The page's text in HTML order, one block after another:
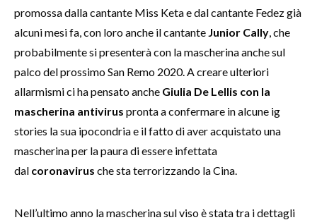
promossa dalla cantante Miss Keta e dal cantante Fedez già
alcuni mesi fa, con loro anche il cantante Junior Cally, che
probabilmente si presenterà con la mascherina anche sul
palco del prossimo San Remo 2020. A creare ulteriori
allarmismi ci ha pensato anche Giulia De Lellis con la
mascherina antivirus pronta a confermare in alcune ig
stories la sua ipocondria e il fatto di aver acquistato una
mascherina per la paura di essere infettata
dal coronavirus che sta terrorizzando la Cina.
Nell’ultimo anno la mascherina sul viso è stata tra i dettagli